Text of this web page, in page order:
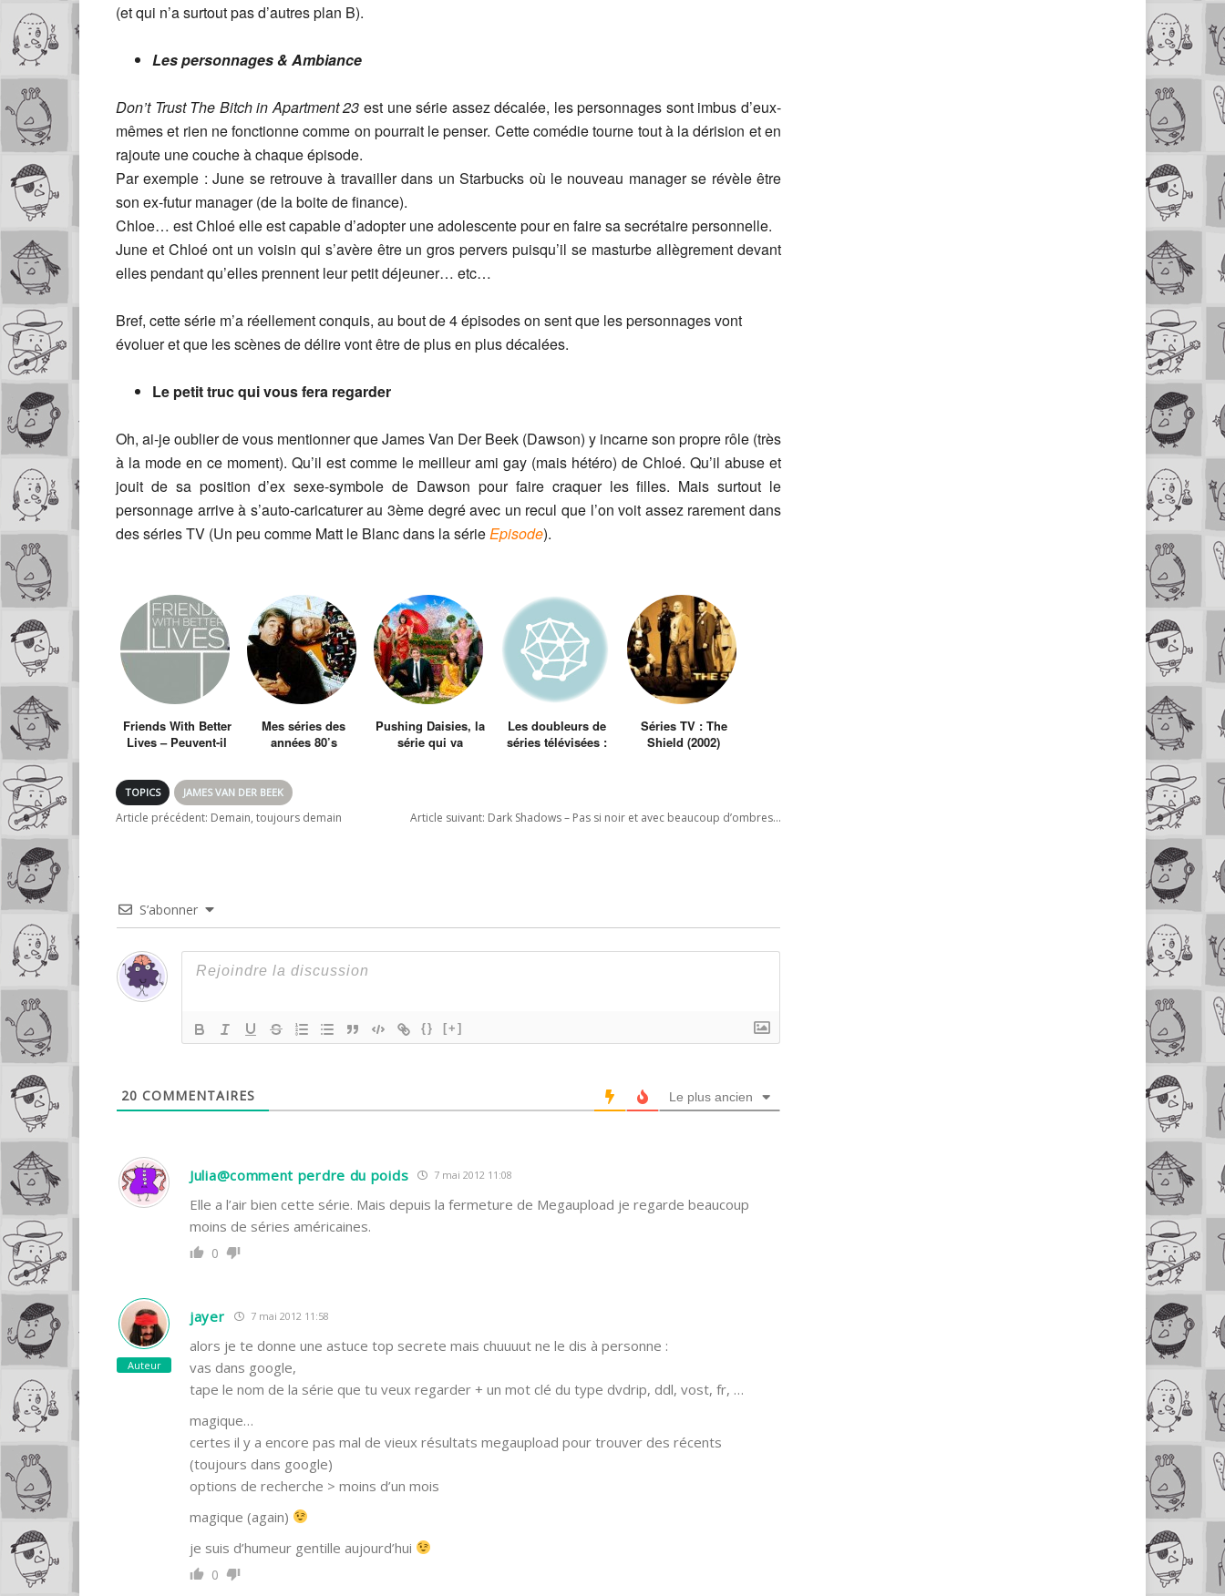
(et qui n’a surtout pas d’autres plan B).
Les personnages & Ambiance
Don’t Trust The Bitch in Apartment 23 est une série assez décalée, les personnages sont imbus d’eux-
mêmes et rien ne fonctionne comme on pourrait le penser. Cette comédie tourne tout à la dérision et en
rajoute une couche à chaque épisode.
Par exemple : June se retrouve à travailler dans un Starbucks où le nouveau manager se révèle être
son ex-futur manager (de la boite de finance).
Chloe… est Chloé elle est capable d’adopter une adolescente pour en faire sa secrétaire personnelle.
June et Chloé ont un voisin qui s’avère être un gros pervers puisqu’il se masturbe allègrement devant
elles pendant qu’elles prennent leur petit déjeuner… etc…
Bref, cette série m’a réellement conquis, au bout de 4 épisodes on sent que les personnages vont
évoluer et que les scènes de délire vont être de plus en plus décalées.
Le petit truc qui vous fera regarder
Oh, ai-je oublier de vous mentionner que James Van Der Beek (Dawson) y incarne son propre rôle (très
à la mode en ce moment). Qu’il est comme le meilleur ami gay (mais hétéro) de Chloé. Qu’il abuse et
jouit de sa position d’ex sexe-symbole de Dawson pour faire craquer les filles. Mais surtout le
personnage arrive à s’auto-caricaturer au 3ème degré avec un recul que l’on voit assez rarement dans
des séries TV (Un peu comme Matt le Blanc dans la sérieEpisode).
Friends With Better
Lives – Peuvent-il
?
Mes séries des
années 80’s
Pushing Daisies, la
série qui va
Les doubleurs de
séries télévisées :
Séries TV : The
Shield (2002)
TOPICS JAMES VAN DER BEEK
Article précédent: Demain, toujours demain Article suivant: Dark Shadows – Pas si noir et avec beaucoup d’ombres…
S’abonner
{} [+]
20 COMMENTAIRES Le plus ancien
Julia@comment perdre du poids 7 mai 2012 11:08
Elle a l’air bien cette série. Mais depuis la fermeture de Megaupload je regarde beaucoup
moins de séries américaines.
0
Auteur
jayer 7 mai 2012 11:58
alors je te donne une astuce top secrete mais chuuuut ne le dis à personne :
vas dans google,
tape le nom de la série que tu veux regarder + un mot clé du type dvdrip, ddl, vost, fr, …
magique…
certes il y a encore pas mal de vieux résultats megaupload pour trouver des récents
(toujours dans google)
options de recherche > moins d’un mois
magique (again)
je suis d’humeur gentille aujourd’hui
0